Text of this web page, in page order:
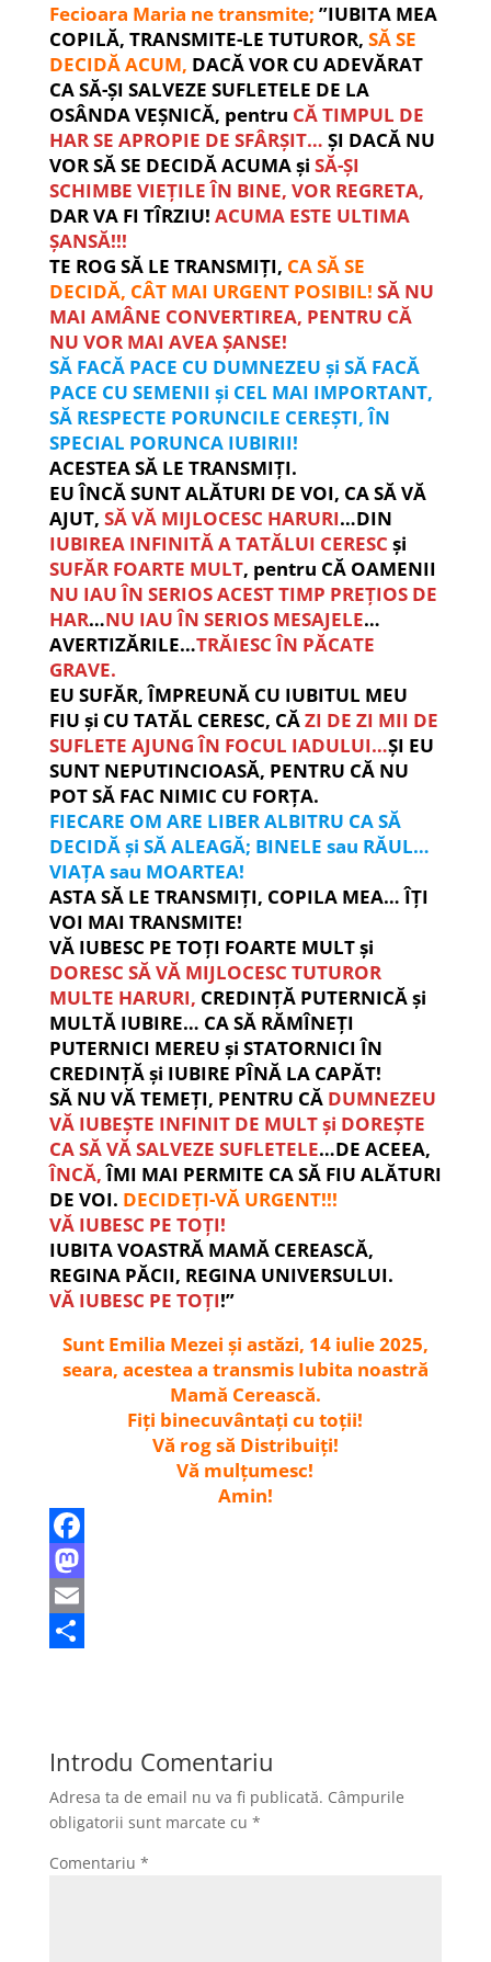
Fecioara Maria ne transmite; ”IUBITA MEA
COPILĂ, TRANSMITE-LE TUTUROR, SĂ SE
DECIDĂ ACUM, DACĂ VOR CU ADEVĂRAT
CA SĂ-ȘI SALVEZE SUFLETELE DE LA
OSÂNDA VEȘNICĂ, pentru CĂ TIMPUL DE
HAR SE APROPIE DE SFÂRȘIT… ȘI DACĂ NU
VOR SĂ SE DECIDĂ ACUMA și SĂ-ȘI
SCHIMBE VIEȚILE ÎN BINE, VOR REGRETA,
DAR VA FI TÎRZIU! ACUMA ESTE ULTIMA
ȘANSĂ!!!
TE ROG SĂ LE TRANSMIȚI, CA SĂ SE
DECIDĂ, CÂT MAI URGENT POSIBIL! SĂ NU
MAI AMÂNE CONVERTIREA, PENTRU CĂ
NU VOR MAI AVEA ȘANSE!
SĂ FACĂ PACE CU DUMNEZEU și SĂ FACĂ
PACE CU SEMENII și CEL MAI IMPORTANT,
SĂ RESPECTE PORUNCILE CEREȘTI, ÎN
SPECIAL PORUNCA IUBIRII!
ACESTEA SĂ LE TRANSMIȚI.
EU ÎNCĂ SUNT ALĂTURI DE VOI, CA SĂ VĂ
AJUT, SĂ VĂ MIJLOCESC HARURI…DIN
IUBIREA INFINITĂ A TATĂLUI CERESC și
SUFĂR FOARTE MULT, pentru CĂ OAMENII
NU IAU ÎN SERIOS ACEST TIMP PREȚIOS DE
HAR…NU IAU ÎN SERIOS MESAJELE…
AVERTIZĂRILE…TRĂIESC ÎN PĂCATE
GRAVE.
EU SUFĂR, ÎMPREUNĂ CU IUBITUL MEU
FIU și CU TATĂL CERESC, CĂZI DE ZI MII DE
SUFLETE AJUNG ÎN FOCUL IADULUI…ȘI EU
SUNT NEPUTINCIOASĂ, PENTRU CĂ NU
POT SĂ FAC NIMIC CU FORȚA.
FIECARE OM ARE LIBER ALBITRU CA SĂ
DECIDĂ și SĂ ALEAGĂ; BINELE sau RĂUL…
VIAȚA sau MOARTEA!
ASTA SĂ LE TRANSMIȚI, COPILA MEA… ÎȚI
VOI MAI TRANSMITE!
VĂ IUBESC PE TOȚI FOARTE MULT și
DORESC SĂ VĂ MIJLOCESC TUTUROR
MULTE HARURI, CREDINȚĂ PUTERNICĂ și
MULTĂ IUBIRE… CA SĂ RĂMÎNEȚI
PUTERNICI MEREU și STATORNICI ÎN
CREDINȚĂ și IUBIRE PÎNĂ LA CAPĂT!
SĂ NU VĂ TEMEȚI, PENTRU CĂ DUMNEZEU
VĂ IUBEȘTE INFINIT DE MULT și DOREȘTE
CA SĂ VĂ SALVEZE SUFLETELE…DE ACEEA,
ÎNCĂ,ÎMI MAI PERMITE CA SĂ FIU ALĂTURI
DE VOI. DECIDEȚI-VĂ URGENT!!!
VĂ IUBESC PE TOȚI!
IUBITA VOASTRĂ MAMĂ CEREASCĂ,
REGINA PĂCII, REGINA UNIVERSULUI.
VĂ IUBESC PE TOȚI!”
Sunt Emilia Mezei și astăzi, 14 iulie 2025,
seara, acestea a transmis Iubita noastră
Mamă Cerească.
Fiți binecuvântați cu toții!
Vă rog să Distribuiți!
Vă mulțumesc!
Amin!
F
a
c
o
k
M
a
d
o
E
lt
a
Introdu Comentariu
Adresa ta de email nu va fi publicată. Câmpurile
obligatorii sunt marcate cu *
Comentariu *